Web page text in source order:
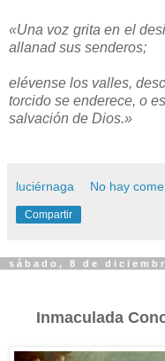
«Una voz grita en el
allanad sus senderos;
elévense los valles,
torcido se enderece, o
salvación de Dios.»
luciérnaga No hay
Compartir
sábado, 8 de
Inmaculada